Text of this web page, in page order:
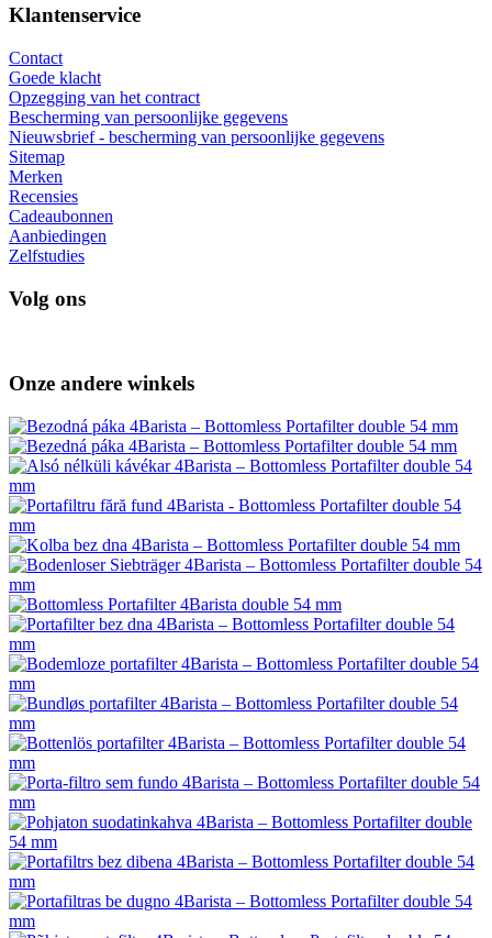
Klantenservice
Contact
Goede klacht
Opzegging van het contract
Bescherming van persoonlijke gegevens
Nieuwsbrief - bescherming van persoonlijke gegevens
Sitemap
Merken
Recensies
Cadeaubonnen
Aanbiedingen
Zelfstudies
Volg ons
Onze andere winkels